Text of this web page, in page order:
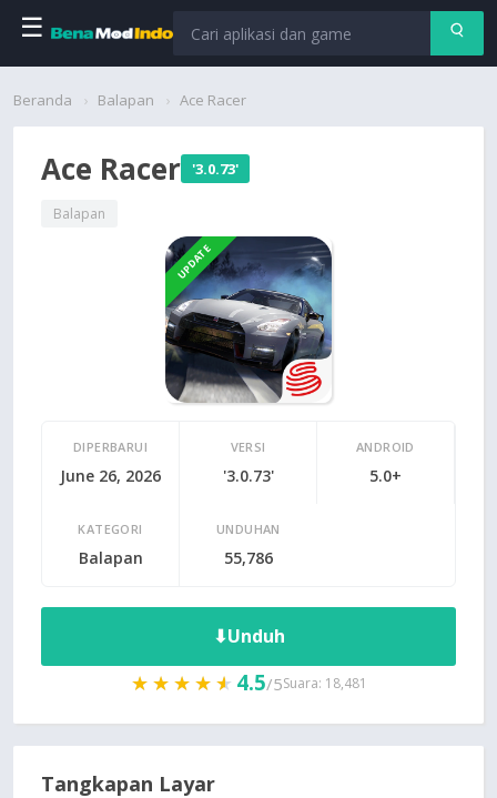
☰
Beranda
Beranda Balapan Ace Racer
Ace Racer '3.0.73'
Balapan
UPDATE
DIPERBARUI
June 26, 2026
VERSI
'3.0.73'
ANDROID
5.0+
KATEGORI
Balapan
UNDUHAN
55,786
⬇Unduh
★★★★★
★★★★★ 4.5/5Suara: 18,481
Tangkapan Layar